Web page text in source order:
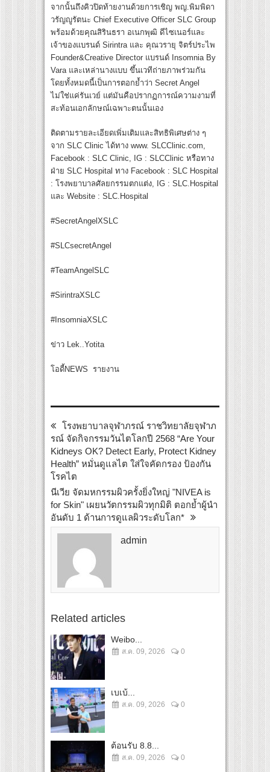
จากนั้นถึงคิวปิดท้ายงานด้วยการเชิญ พญ.พิมพิดา
วรัญญูรัตนะ Chief Executive Officer SLC Group
พร้อมด้วยคุณสิรินธรา อเนกพุฒิ ดีไซเนอร์และ
เจ้าของแบรนด์ Sirintra และ คุณวรายุ จิตร์ประไพ
Founder&Creative Director แบรนด์ Insomnia By
Vara และเหล่านางแบบ ขึ้นเวทีถ่ายภาพร่วมกัน
โดยทั้งหมดนี้เป็นการตอกย้ำว่า Secret Angel
ไม่ใช่แค่รันเวย์ แต่มันคือปรากฏการณ์ความงามที่
สะท้อนเอกลักษณ์เฉพาะตนนั้นเอง
ติดตามรายละเอียดเพิ่มเติมและสิทธิพิเศษต่าง ๆ
จาก SLC Clinic ได้ทาง www. SLCClinic.com,
Facebook : SLC Clinic, IG : SLCClinic หรือทาง
ฝ่าย SLC Hospital ทาง Facebook : SLC Hospital
: โรงพยาบาลศัลยกรรมตกแต่ง, IG : SLC.Hospital
และ Website : SLC.Hospital
#SecretAngelXSLC
#SLCsecretAngel
#TeamAngelSLC
#SirintraXSLC
#InsomniaXSLC
ข่าว Lek..Yotita
โอดี้NEWS รายงาน
โรงพยาบาลจุฬาภรณ์ ราชวิทยาลัยจุฬาภ
รณ์ จัดกิจกรรมวันไตโลกปี 2568 “Are Your
Kidneys OK? Detect Early, Protect Kidney
Health” หมั่นดูแลไต ใส่ใจคัดกรอง ป้องกัน
โรคไต
นีเวีย จัดมหกรรมผิวครั้งยิ่งใหญ่ "NIVEA is
for Skin" เผยนวัตกรรมผิวทุกมิติ ตอกย้ำผู้นำ
อันดับ 1 ด้านการดูแลผิวระดับโลก*
admin
Related articles
Weibo...
ส.ค. 09, 2026 0
เบเบ้...
ส.ค. 09, 2026 0
ต้อนรับ 8.8...
ส.ค. 09, 2026 0